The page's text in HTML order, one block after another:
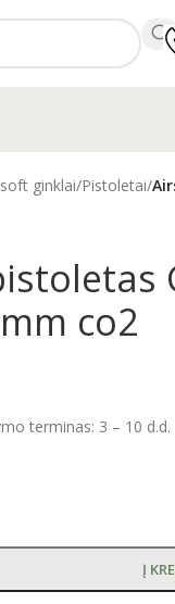
ginklai/Pistoletai/
co2
terminas: 3 – 10 d.d.
Į